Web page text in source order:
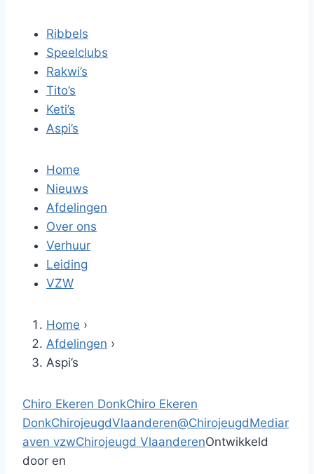
Ribbels
Speelclubs
Rakwi’s
Tito’s
Keti’s
Aspi’s
Home
Nieuws
Afdelingen
Over ons
Verhuur
Leiding
VZW
Home ›
Afdelingen ›
Aspi’s
Chiro Ekeren DonkChiro Ekeren
DonkChirojeugdVlaanderen@ChirojeugdMediar
aven vzwChirojeugd VlaanderenOntwikkeld
door en